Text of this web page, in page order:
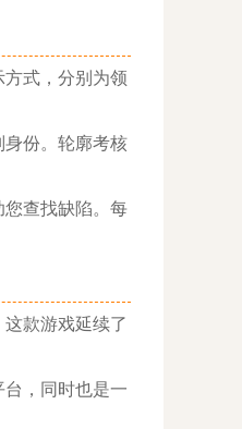
式，分别为领
份。轮廓考核
查找缺陷。每
款游戏延续了
，同时也是一